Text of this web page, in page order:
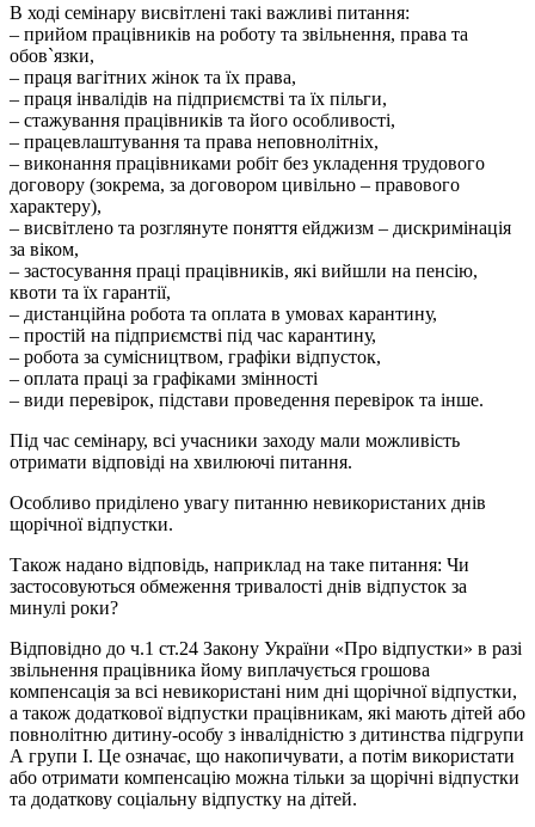
В ході семінару висвітлені такі важливі питання:
– прийом працівників на роботу та звільнення, права та
обов`язки,
– праця вагітних жінок та їх права,
– праця інвалідів на підприємстві та їх пільги,
– стажування працівників та його особливості,
– працевлаштування та права неповнолітніх,
– виконання працівниками робіт без укладення трудового
договору (зокрема, за договором цивільно – правового
характеру),
– висвітлено та розглянуте поняття ейджизм – дискримінація
за віком,
– застосування праці працівників, які вийшли на пенсію,
квоти та їх гарантії,
– дистанційна робота та оплата в умовах карантину,
– простій на підприємстві під час карантину,
– робота за сумісництвом, графіки відпусток,
– оплата праці за графіками змінності
– види перевірок, підстави проведення перевірок та інше.
Під час семінару, всі учасники заходу мали можливість
отримати відповіді на хвилюючі питання.
Особливо приділено увагу питанню невикористаних днів
щорічної відпустки.
Також надано відповідь, наприклад на таке питання: Чи
застосовуються обмеження тривалості днів відпусток за
минулі роки?
Відповідно до ч.1 ст.24 Закону України «Про відпустки» в разі
звільнення працівника йому виплачується грошова
компенсація за всі невикористані ним дні щорічної відпустки,
а також додаткової відпустки працівникам, які мають дітей або
повнолітню дитину-особу з інвалідністю з дитинства підгрупи
А групи І. Це означає, що накопичувати, а потім використати
або отримати компенсацію можна тільки за щорічні відпустки
та додаткову соціальну відпустку на дітей.